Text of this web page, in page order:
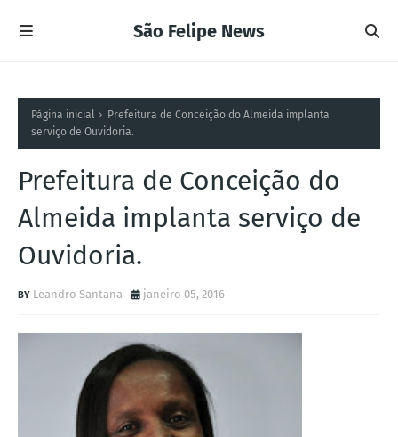
São Felipe News
Página inicial
Prefeitura de Conceição do Almeida implanta
serviço de Ouvidoria.
Prefeitura de Conceição do
Almeida implanta serviço de
Ouvidoria.
Leandro Santana janeiro 05, 2016